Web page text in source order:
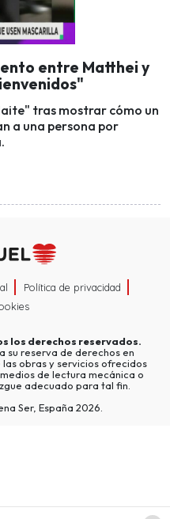
entre Matthei y
tras mostrar cómo un
a una persona por
Política de privacidad
los derechos reservados.
su reserva de derechos en
obras y servicios ofrecidos
de lectura mecánica o
adecuado para tal fin.
Ser, España 2026.